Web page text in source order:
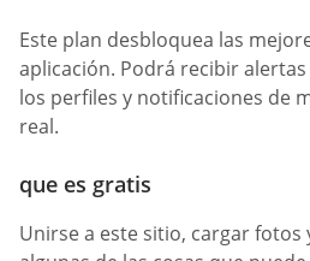
Este plan desbloquea las
aplicación. Podrá recibir
los perfiles y notificaciones de
real.
que es gratis
Unirse a este sitio, cargar fotos